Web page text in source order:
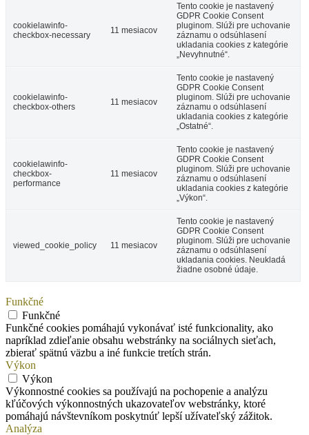
cookielawinfo-
checkbox-necessary
11 mesiacov
Tento cookie je nastavený
GDPR Cookie Consent
pluginom. Slúži pre uchovanie
záznamu o odsúhlasení
ukladania cookies z kategórie
„Nevyhnutné“.
cookielawinfo-
checkbox-others
11 mesiacov
Tento cookie je nastavený
GDPR Cookie Consent
pluginom. Slúži pre uchovanie
záznamu o odsúhlasení
ukladania cookies z kategórie
„Ostatné“.
cookielawinfo-
checkbox-
performance
11 mesiacov
Tento cookie je nastavený
GDPR Cookie Consent
pluginom. Slúži pre uchovanie
záznamu o odsúhlasení
ukladania cookies z kategórie
„Výkon“.
viewed_cookie_policy 11 mesiacov
Tento cookie je nastavený
GDPR Cookie Consent
pluginom. Slúži pre uchovanie
záznamu o odsúhlasení
ukladania cookies. Neukladá
žiadne osobné údaje.
Funkčné
Funkčné
Funkčné cookies pomáhajú vykonávať isté funkcionality, ako
napríklad zdieľanie obsahu webstránky na sociálnych sieťach,
zbierať spätnú väzbu a iné funkcie tretích strán.
Výkon
Výkon
Výkonnostné cookies sa používajú na pochopenie a analýzu
kľúčových výkonnostných ukazovateľov webstránky, ktoré
pomáhajú návštevníkom poskytnúť lepší užívateľský zážitok.
Analýza